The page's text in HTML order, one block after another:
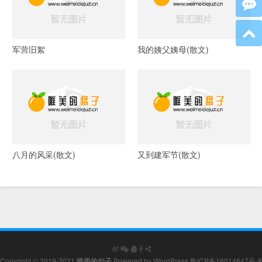
军营旧絮 我的姨父姨母(散文)
八月的风采(散文) 又到建军节(散文)